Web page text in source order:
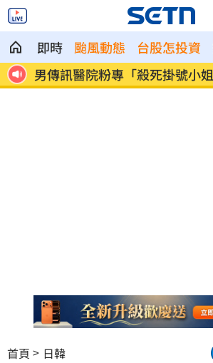
即時 颱風動態 台股怎投資
辯忘吃
晚飯煮太慢！婦遭小叔斬
首頁 日韓